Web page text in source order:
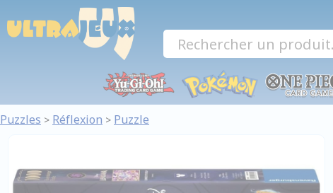
Puzzles > Réflexion > Puzzle
Panneau de gestion des cookies